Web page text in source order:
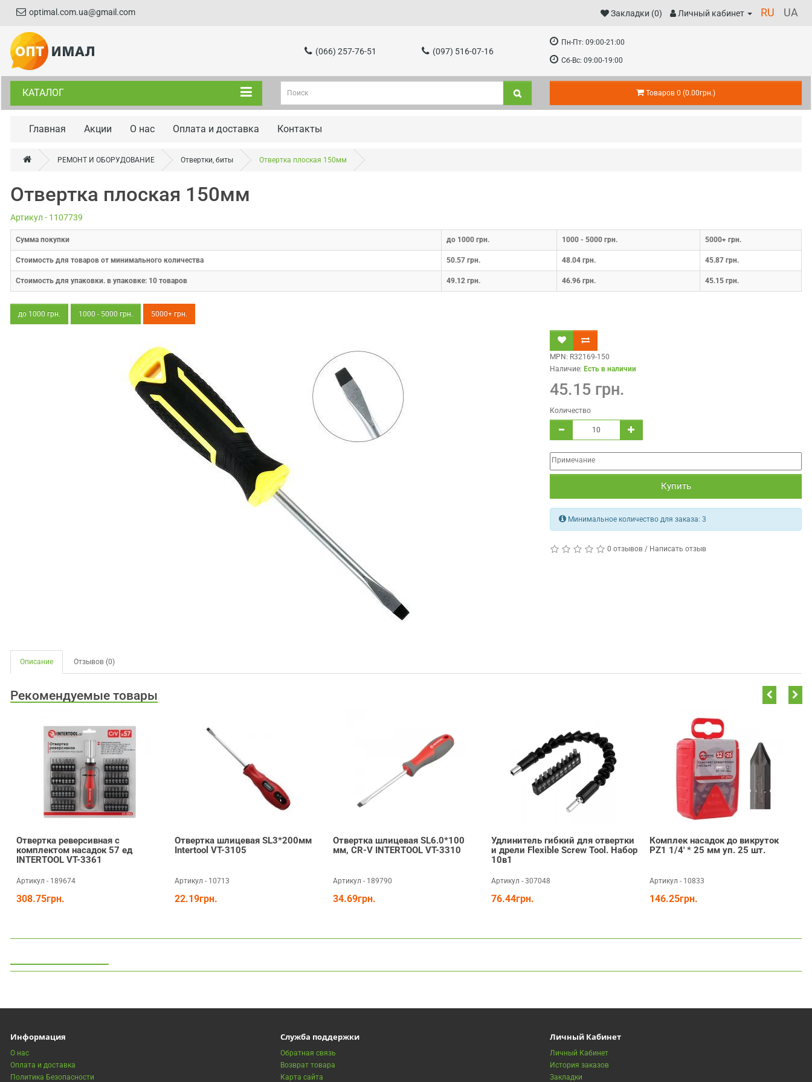
optimal.com.ua@gmail.com Закладки (0) Личный кабинет RU UA
(066) 257-76-51 (097) 516-07-16
Пн-Пт: 09:00-21:00
Сб-Вс: 09:00-19:00
КАТАЛОГ Товаров 0 (0.00грн.)
Главная Акции О нас Оплата и доставка Контакты
РЕМОНТ И ОБОРУДОВАНИЕ Отвертки, биты Отвертка плоская 150мм
Отвертка плоская 150мм
Артикул - 1107739
Cумма покупки до 1000 грн. 1000 - 5000 грн. 5000+ грн.
Стоимость для товаров от минимального количества 50.57 грн. 48.04 грн. 45.87 грн.
Стоимость для упаковки. в упаковке: 10 товаров 49.12 грн. 46.96 грн. 45.15 грн.
до 1000 грн. 1000 - 5000 грн. 5000+ грн.
MPN: R32169-150
Наличие: Есть в наличии
45.15 грн.
Количество
Купить
Минимальное количество для заказа:3
0 отзывов / Написать отзыв
Описание Отзывов (0)
Рекомендуемые товары
Отвертка реверсивная с
комплектом насадок 57 ед
INTERTOOL VT-3361
Артикул - 189674
308.75грн.
Отвертка шлицевая SL3*200мм
Intertool VT-3105
Артикул - 10713
22.19грн.
Отвертка шлицевая SL6.0*100
мм, CR-V INTERTOOL VT-3310
Артикул - 189790
34.69грн.
Удлинитель гибкий для отвертки
и дрели Flexible Screw Tool. Набор
10в1
Артикул - 307048
76.44грн.
Комплек насадок до викруток
PZ1 1/4' * 25 мм уп. 25 шт.
Артикул - 10833
146.25грн.
Информация
О нас
Оплата и доставка
Политика Безопасности
Служба поддержки
Обратная связь
Возврат товара
Карта сайта
Личный Кабинет
Личный Кабинет
История заказов
Закладки